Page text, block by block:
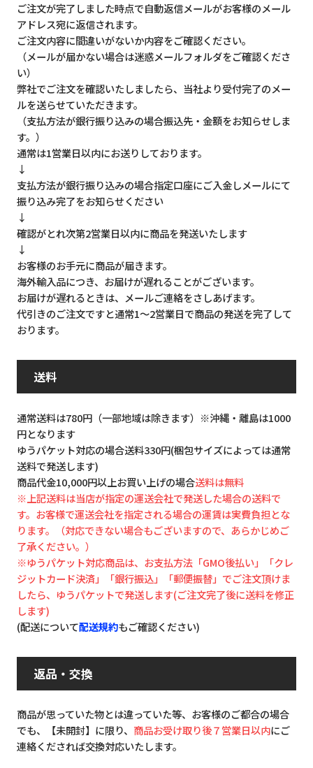
ご注文が完了しました時点で自動返信メールがお客様のメール
アドレス宛に返信されます。
ご注文内容に間違いがないか内容をご確認ください。
（メールが届かない場合は迷惑メールフォルダをご確認くださ
い）
弊社でご注文を確認いたしましたら、当社より受付完了のメー
ルを送らせていただきます。
（支払方法が銀行振り込みの場合振込先・金額をお知らせしま
す。）
通常は1営業日以内にお送りしております。
↓
支払方法が銀行振り込みの場合指定口座にご入金しメールにて
振り込み完了をお知らせください
↓
確認がとれ次第2営業日以内に商品を発送いたします
↓
お客様のお手元に商品が届きます。
海外輸入品につき、お届けが遅れることがございます。
お届けが遅れるときは、メールご連絡をさしあげます。
代引きのご注文ですと通常1～2営業日で商品の発送を完了して
おります。
送料
通常送料は780円（一部地域は除きます）※沖縄・離島は1000
円となります
ゆうパケット対応の場合送料330円(梱包サイズによっては通常
送料で発送します)
商品代金10,000円以上お買い上げの場合送料は無料
※上記送料は当店が指定の運送会社で発送した場合の送料で
す。お客様で運送会社を指定される場合の運賃は実費負担とな
ります。（対応できない場合もございますので、あらかじめご
了承ください。）
※ゆうパケット対応商品は、お支払方法「GMO後払い」「クレ
ジットカード決済」「銀行振込」「郵便振替」でご注文頂けま
したら、ゆうパケットで発送します(ご注文完了後に送料を修正
します)
(配送について配送規約もご確認ください)
返品・交換
商品が思っていた物とは違っていた等、お客様のご都合の場合
でも、【未開封】に限り、 商品お受け取り後７営業日以内にご
連絡くだされば交換対応いたします。